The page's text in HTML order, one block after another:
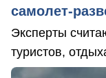
самолет-
Эксперты
туристов,